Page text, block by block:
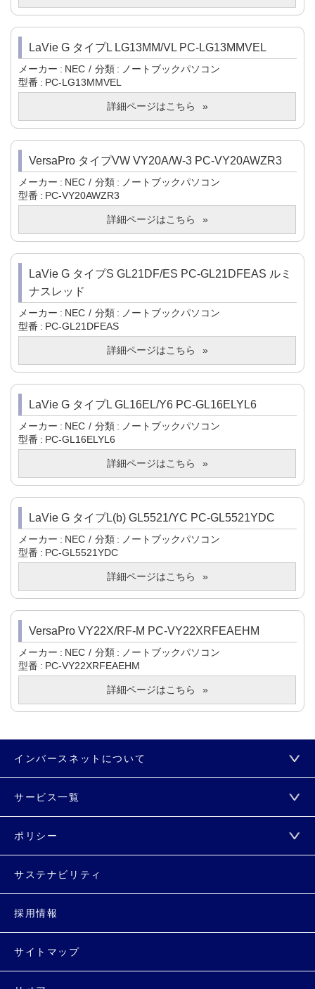
LaVie G タイプL LG13MM/VL PC-LG13MMVEL
メーカー NEC 分類
ノートブックパソコン
型番
PC-LG13MMVEL
詳細ページはこちら
VersaPro タイプVW VY20A/W-3 PC-VY20AWZR3
メーカー NEC 分類
ノートブックパソコン
型番
PC-VY20AWZR3
詳細ページはこちら
LaVie G タイプS GL21DF/ES PC-GL21DFEAS ルミ
ナスレッド
メーカー NEC 分類
ノートブックパソコン
型番
PC-GL21DFEAS
詳細ページはこちら
LaVie G タイプL GL16EL/Y6 PC-GL16ELYL6
メーカー NEC 分類
ノートブックパソコン
型番
PC-GL16ELYL6
詳細ページはこちら
LaVie G タイプL(b) GL5521/YC PC-GL5521YDC
メーカー NEC 分類
ノートブックパソコン
型番
PC-GL5521YDC
詳細ページはこちら
VersaPro VY22X/RF-M PC-VY22XRFEAEHM
メーカー NEC 分類
ノートブックパソコン
型番
PC-VY22XRFEAEHM
詳細ページはこちら
インバースネットについて
サービス一覧
ポリシー
サステナビリティ
採用情報
サイトマップ